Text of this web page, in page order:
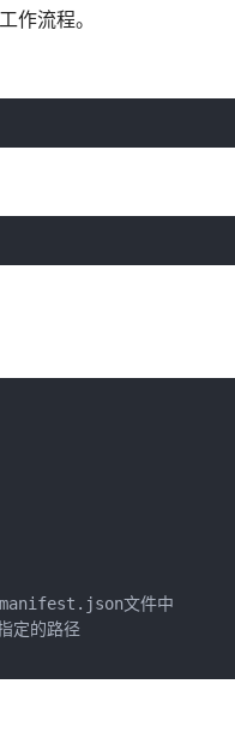
作流程。
文件中
定的路径